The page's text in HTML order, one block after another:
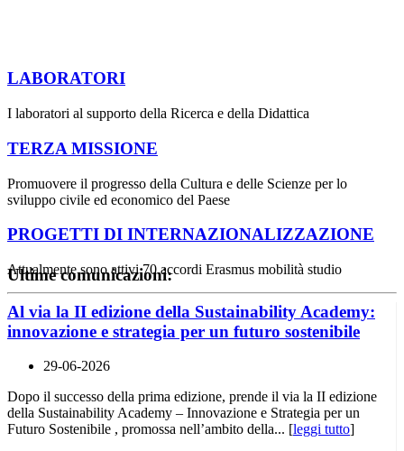
LABORATORI
I laboratori al supporto della Ricerca e della Didattica
TERZA MISSIONE
Promuovere il progresso della Cultura e delle Scienze per lo
sviluppo civile ed economico del Paese
PROGETTI DI INTERNAZIONALIZZAZIONE
Attualmente sono attivi 70 accordi Erasmus mobilità studio
Ultime comunicazioni:
Al via la II edizione della Sustainability Academy:
innovazione e strategia per un futuro sostenibile
29-06-2026
Dopo il successo della prima edizione, prende il via la II edizione
della Sustainability Academy – Innovazione e Strategia per un
Futuro Sostenibile , promossa nell’ambito della... [leggi tutto]